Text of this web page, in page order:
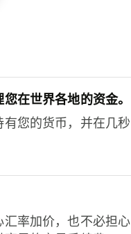
在世界各地的资金。
有您的货币，并在几秒
汇率加价，也不必担心